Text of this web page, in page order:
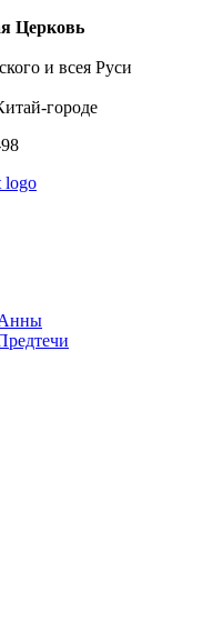
Церковь
и всея Руси
городе
Анны